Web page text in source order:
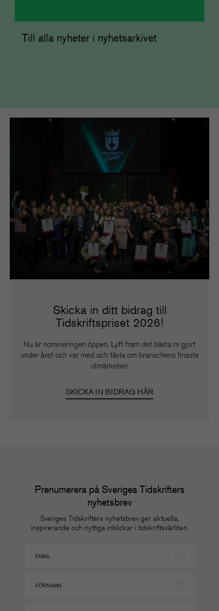
Till alla nyheter i nyhetsarkivet
Skicka in ditt bidrag till
Tidskriftspriset 2026!
Nu är nomineringen öppen. Lyft fram det bästa ni gjort
under året och var med och tävla om branschens finaste
utmärkelser.
SKICKA IN BIDRAG HÄR
Prenumerera på Sveriges Tidskrifters
nyhetsbrev
Sveriges Tidskrifters nyhetsbrev ger aktuella,
inspirerande och nyttiga inblickar i tidskriftsvärlden.